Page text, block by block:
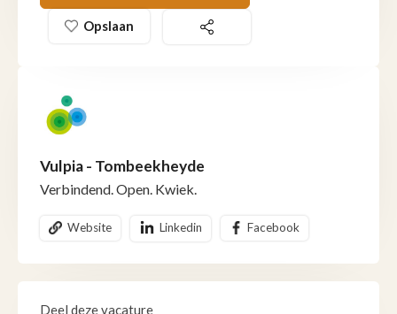
Opslaan
Vulpia - Tombeekheyde
Verbindend. Open. Kwiek.
Website Linkedin Facebook
Deel deze vacature